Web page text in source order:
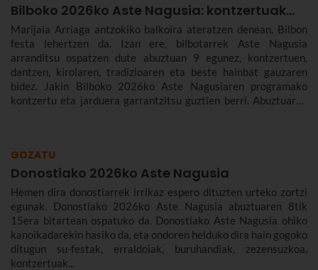
Bilboko 2026ko Aste Nagusia: kontzertuak...
Marijaia Arriaga antzokiko balkoira ateratzen denean, Bilbon
festa lehertzen da. Izan ere, bilbotarrek Aste Nagusia
arranditsu ospatzen dute abuztuan 9 egunez, kontzertuen,
dantzen, kirolaren, tradizioaren eta beste hainbat gauzaren
bidez. Jakin Bilboko 2026ko Aste Nagusiaren programako
kontzertu eta jarduera garrantzitsu guztien berri. Abuztuaren
GOZATU
Donostiako 2026ko Aste Nagusia
Hemen dira donostiarrek irrikaz espero dituzten urteko zortzi
egunak. Donostiako 2026ko Aste Nagusia abuztuaren 8tik
15era bitartean ospatuko da. Donostiako Aste Nagusia ohiko
kanoikadarekin hasiko da, eta ondoren helduko dira hain gogoko
ditugun su-festak, erraldoiak, buruhandiak, zezensuzkoa,
kontzertuak...